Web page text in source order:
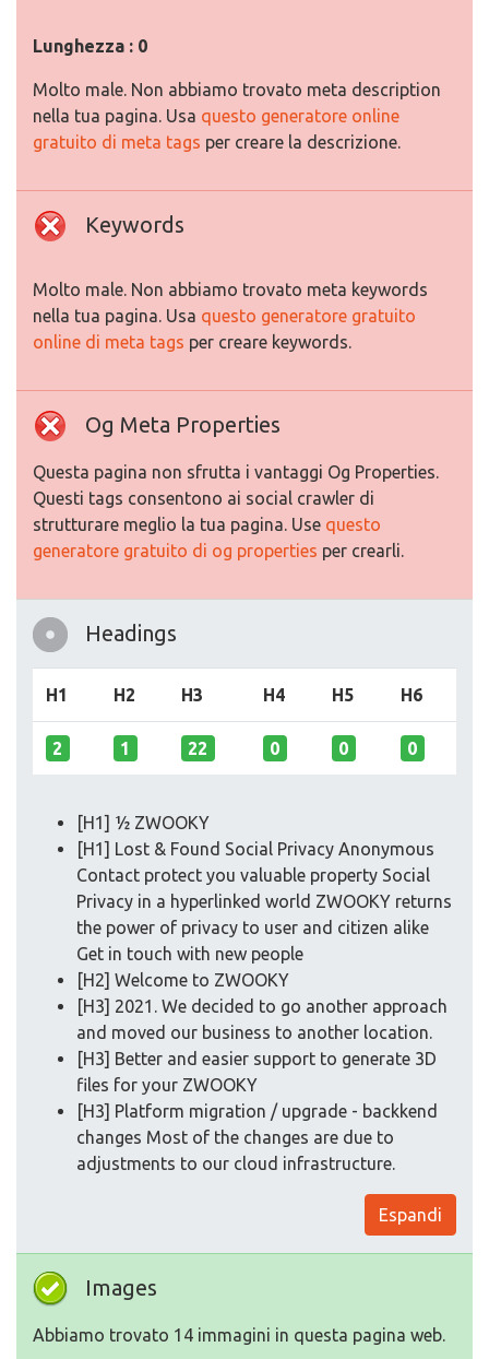
Lunghezza : 0
Molto male. Non abbiamo trovato meta description
nella tua pagina. Usa questo generatore online
gratuito di meta tags per creare la descrizione.
Keywords
Molto male. Non abbiamo trovato meta keywords
nella tua pagina. Usa questo generatore gratuito
online di meta tags per creare keywords.
Og Meta Properties
Questa pagina non sfrutta i vantaggi Og Properties.
Questi tags consentono ai social crawler di
strutturare meglio la tua pagina. Use questo
generatore gratuito di og properties per crearli.
Headings
H1 H2 H3 H4 H5 H6
2 1 22 0 0 0
[H1] ½ ZWOOKY
[H1] Lost & Found Social Privacy Anonymous
Contact protect you valuable property Social
Privacy in a hyperlinked world ZWOOKY returns
the power of privacy to user and citizen alike
Get in touch with new people
[H2] Welcome to ZWOOKY
[H3] 2021. We decided to go another approach
and moved our business to another location.
[H3] Better and easier support to generate 3D
files for your ZWOOKY
[H3] Platform migration / upgrade - backkend
changes Most of the changes are due to
adjustments to our cloud infrastructure.
Espandi
Images
Abbiamo trovato 14 immagini in questa pagina web.